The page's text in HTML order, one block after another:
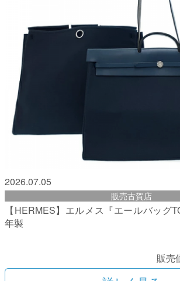
2026.07.05
販売古賀店
【HERMES】エルメス『エールバッグ
年製
販売